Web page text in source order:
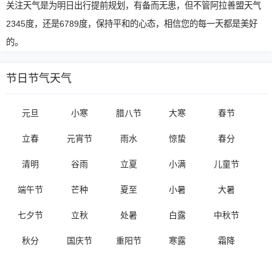
关注天气是为明日出行提前规划，有备而无患，但不管阿拉善盟天气
2345度，还是6789度，保持平和的心态，相信您的每一天都是美好
的。
节日节气天气
元旦 小寒 腊八节 大寒 春节
立春 元宵节 雨水 惊蛰 春分
清明 谷雨 立夏 小满 儿童节
端午节 芒种 夏至 小暑 大暑
七夕节 立秋 处暑 白露 中秋节
秋分 国庆节 重阳节 寒露 霜降